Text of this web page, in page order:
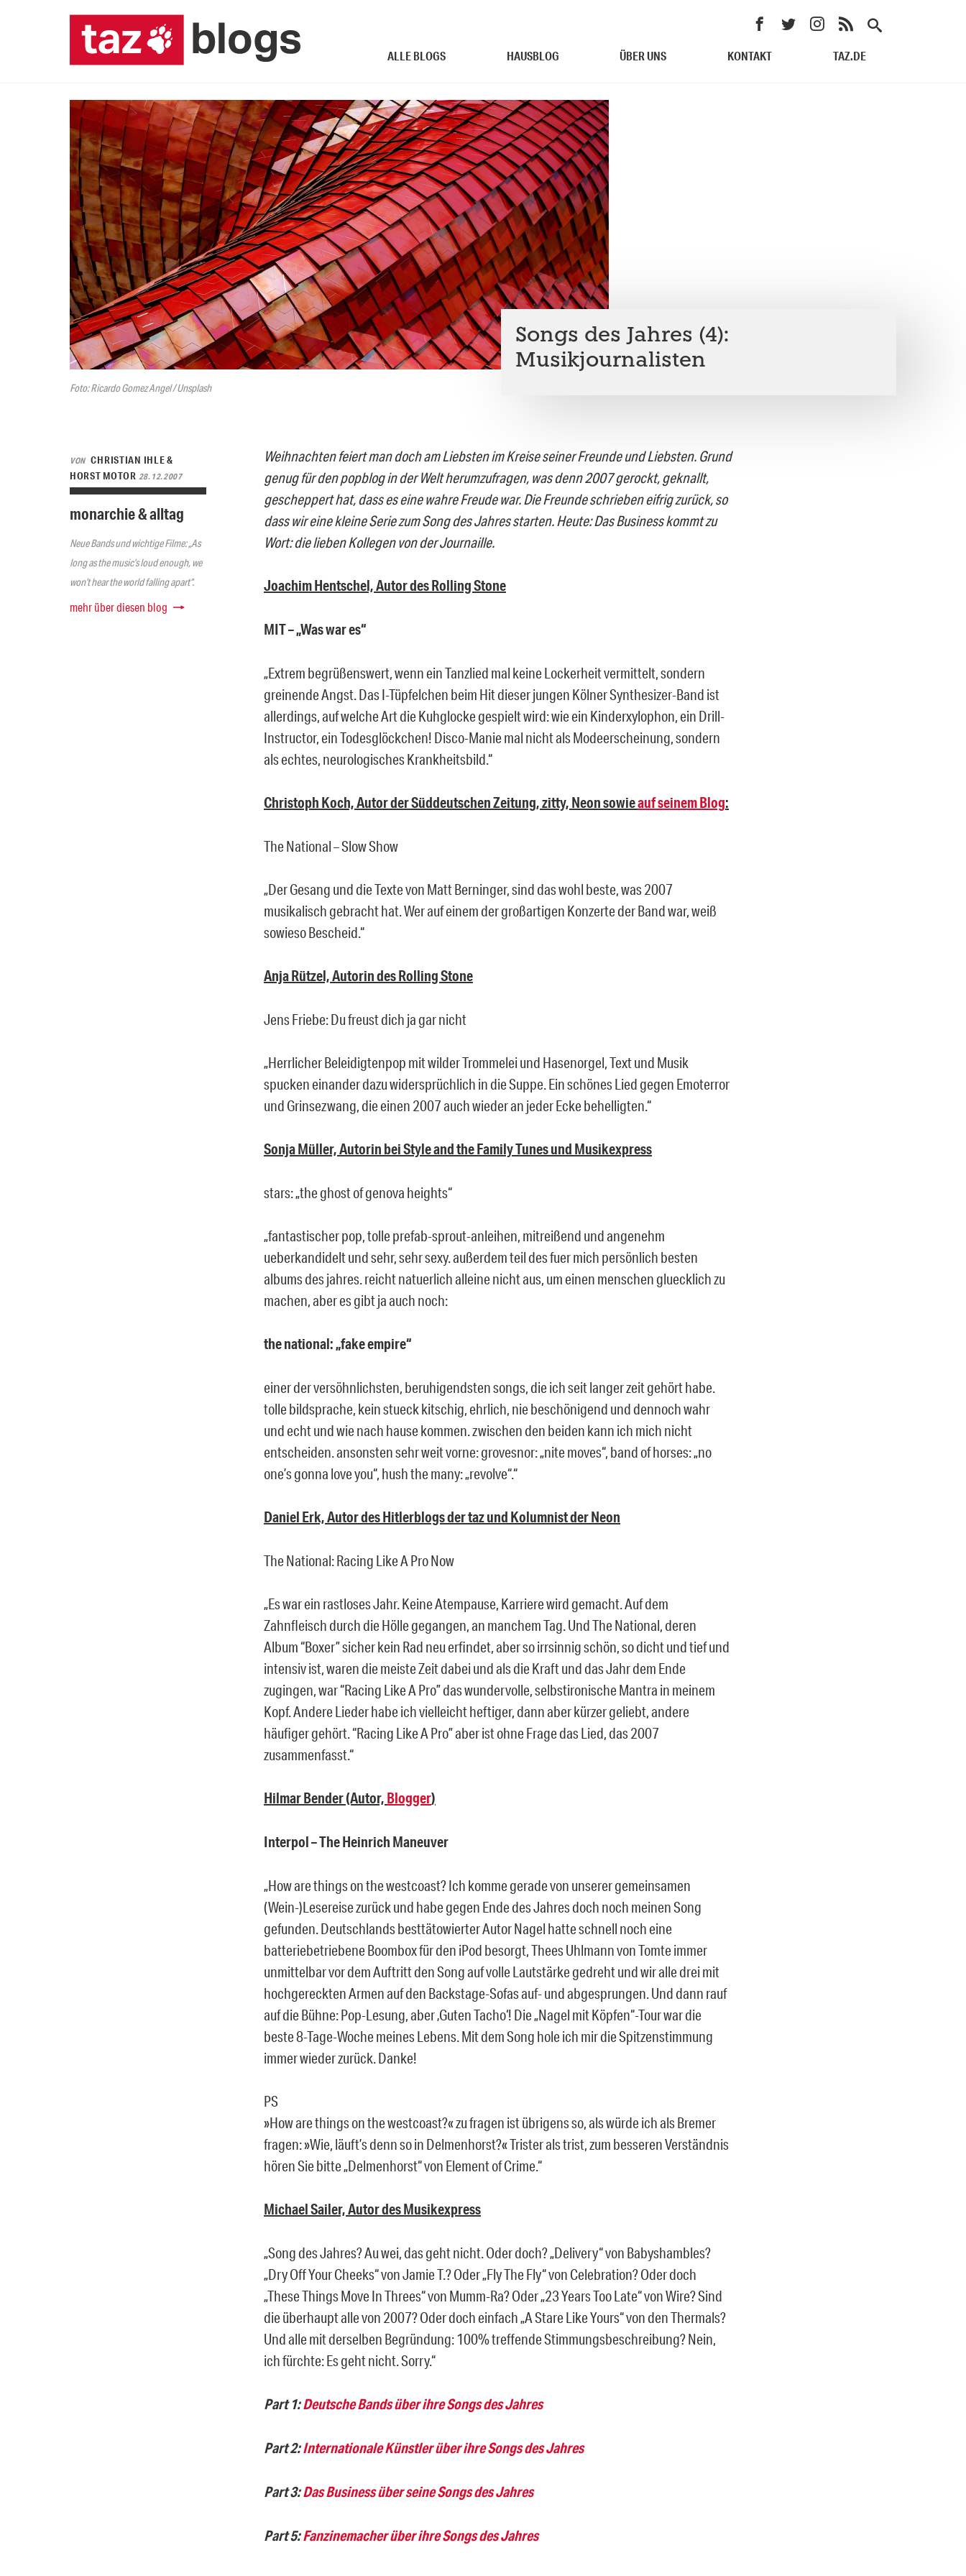
ALLE BLOGS HAUSBLOG ÜBER UNS KONTAKT TAZ.DE
Foto: Ricardo Gomez Angel / Unsplash
Songs des Jahres (4):
Musikjournalisten
VON CHRISTIAN IHLE &
HORST MOTOR 28.12.2007
monarchie & alltag
Neue Bands und wichtige Filme: „As
long as the music’s loud enough, we
won’t hear the world falling apart“.
mehr über diesen blog
Weihnachten feiert man doch am Liebsten im Kreise seiner Freunde und Liebsten. Grund
genug für den popblog in der Welt herumzufragen, was denn 2007 gerockt, geknallt,
gescheppert hat, dass es eine wahre Freude war. Die Freunde schrieben eifrig zurück, so
dass wir eine kleine Serie zum Song des Jahres starten. Heute: Das Business kommt zu
Wort: die lieben Kollegen von der Journaille.
Joachim Hentschel, Autor des Rolling Stone
MIT – „Was war es“
„Extrem begrüßenswert, wenn ein Tanzlied mal keine Lockerheit vermittelt, sondern
greinende Angst. Das I-Tüpfelchen beim Hit dieser jungen Kölner Synthesizer-Band ist
allerdings, auf welche Art die Kuhglocke gespielt wird: wie ein Kinderxylophon, ein Drill-
Instructor, ein Todesglöckchen! Disco-Manie mal nicht als Modeerscheinung, sondern
als echtes, neurologisches Krankheitsbild.“
Christoph Koch, Autor der Süddeutschen Zeitung, zitty, Neon sowieauf seinem Blog:
The National – Slow Show
„Der Gesang und die Texte von Matt Berninger, sind das wohl beste, was 2007
musikalisch gebracht hat. Wer auf einem der großartigen Konzerte der Band war, weiß
sowieso Bescheid.“
Anja Rützel, Autorin des Rolling Stone
Jens Friebe: Du freust dich ja gar nicht
„Herrlicher Beleidigtenpop mit wilder Trommelei und Hasenorgel, Text und Musik
spucken einander dazu widersprüchlich in die Suppe. Ein schönes Lied gegen Emoterror
und Grinsezwang, die einen 2007 auch wieder an jeder Ecke behelligten.“
Sonja Müller, Autorin bei Style and the Family Tunes und Musikexpress
stars: „the ghost of genova heights“
„fantastischer pop, tolle prefab-sprout-anleihen, mitreißend und angenehm
ueberkandidelt und sehr, sehr sexy. außerdem teil des fuer mich persönlich besten
albums des jahres. reicht natuerlich alleine nicht aus, um einen menschen gluecklich zu
machen, aber es gibt ja auch noch:
the national: „fake empire“
einer der versöhnlichsten, beruhigendsten songs, die ich seit langer zeit gehört habe.
tolle bildsprache, kein stueck kitschig, ehrlich, nie beschönigend und dennoch wahr
und echt und wie nach hause kommen. zwischen den beiden kann ich mich nicht
entscheiden. ansonsten sehr weit vorne: grovesnor: „nite moves“, band of horses: „no
one’s gonna love you“, hush the many: „revolve“.“
Daniel Erk, Autor des Hitlerblogs der taz und Kolumnist der Neon
The National: Racing Like A Pro Now
„Es war ein rastloses Jahr. Keine Atempause, Karriere wird gemacht. Auf dem
Zahnfleisch durch die Hölle gegangen, an manchem Tag. Und The National, deren
Album “Boxer” sicher kein Rad neu erfindet, aber so irrsinnig schön, so dicht und tief und
intensiv ist, waren die meiste Zeit dabei und als die Kraft und das Jahr dem Ende
zugingen, war “Racing Like A Pro” das wundervolle, selbstironische Mantra in meinem
Kopf. Andere Lieder habe ich vielleicht heftiger, dann aber kürzer geliebt, andere
häufiger gehört. “Racing Like A Pro” aber ist ohne Frage das Lied, das 2007
zusammenfasst.“
Hilmar Bender (Autor, Blogger)
Interpol – The Heinrich Maneuver
„How are things on the westcoast? Ich komme gerade von unserer gemeinsamen
(Wein-)Lesereise zurück und habe gegen Ende des Jahres doch noch meinen Song
gefunden. Deutschlands besttätowierter Autor Nagel hatte schnell noch eine
batteriebetriebene Boombox für den iPod besorgt, Thees Uhlmann von Tomte immer
unmittelbar vor dem Auftritt den Song auf volle Lautstärke gedreht und wir alle drei mit
hochgereckten Armen auf den Backstage-Sofas auf- und abgesprungen. Und dann rauf
auf die Bühne: Pop-Lesung, aber ‚Guten Tacho‘! Die „Nagel mit Köpfen“-Tour war die
beste 8-Tage-Woche meines Lebens. Mit dem Song hole ich mir die Spitzenstimmung
immer wieder zurück. Danke!
PS
»How are things on the westcoast?« zu fragen ist übrigens so, als würde ich als Bremer
fragen: »Wie, läuft’s denn so in Delmenhorst?« Trister als trist, zum besseren Verständnis
hören Sie bitte „Delmenhorst“ von Element of Crime.“
Michael Sailer, Autor des Musikexpress
„Song des Jahres? Au wei, das geht nicht. Oder doch? „Delivery“ von Babyshambles?
„Dry Off Your Cheeks“ von Jamie T.? Oder „Fly The Fly“ von Celebration? Oder doch
„These Things Move In Threes“ von Mumm-Ra? Oder „23 Years Too Late“ von Wire? Sind
die überhaupt alle von 2007? Oder doch einfach „A Stare Like Yours“ von den Thermals?
Und alle mit derselben Begründung: 100% treffende Stimmungsbeschreibung? Nein,
ich fürchte: Es geht nicht. Sorry.“
Part 1:Deutsche Bands über ihre Songs des Jahres
Part 2:Internationale Künstler über ihre Songs des Jahres
Part 3:Das Business über seine Songs des Jahres
Part 5:Fanzinemacher über ihre Songs des Jahres